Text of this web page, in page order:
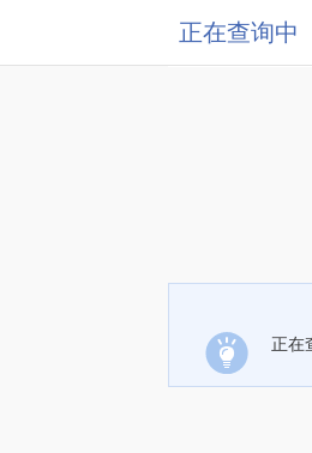
正在查询中
正在